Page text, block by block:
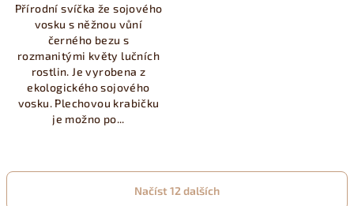
Přírodní svíčka že sojového
vosku s něžnou vůní
černého bezu s
rozmanitými květy lučních
rostlin. Je vyrobena z
ekologického sojového
vosku. Plechovou krabičku
je možno po...
Načíst 12 dalších